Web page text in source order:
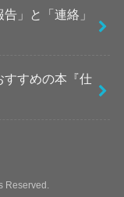
」と「連絡」
すめの本『仕
Reserved.